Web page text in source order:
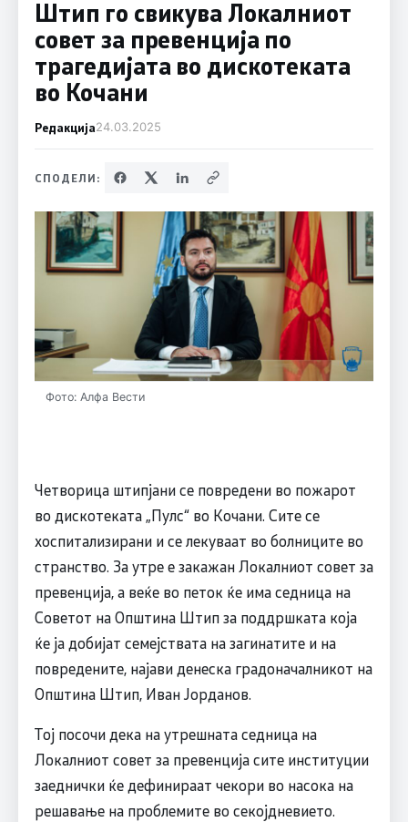
Штип го свикува Локалниот
совет за превенција по
трагедијата во дискотеката
во Кочани
Редакција24.03.2025
СПОДЕЛИ:
Фото: Алфа Вести
Четворица штипјани се повредени во пожарот
во дискотеката „Пулс“ во Кочани. Сите се
хоспитализирани и се лекуваат во болниците во
странство. За утре е закажан Локалниот совет за
превенција, а веќе во петок ќе има седница на
Советот на Општина Штип за поддршката која
ќе ја добијат семејствата на загинатите и на
повредените, најави денеска градоначалникот на
Општина Штип, Иван Јорданов.
Тој посочи дека на утрешната седница на
Локалниот совет за превенција сите институции
заеднички ќе дефинираат чекори во насока на
решавање на проблемите во секојдневието.